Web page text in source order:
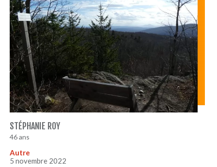
STÉPHANIE ROY
46 ans
Autre
5 novembre 2022
du mont Sylvio-Lacharité offre une splendide vue !!!
Magique randonnée automnale, passant par le sentier
des Cascades et celui des Lutins... les enfants se sont
bien amusés à traverser les nombreux ruisseaux...
balade très zen !